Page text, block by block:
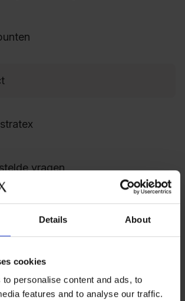
Details About
cookies
personalise content and ads, to
features and to analyse our traffic.
vragen